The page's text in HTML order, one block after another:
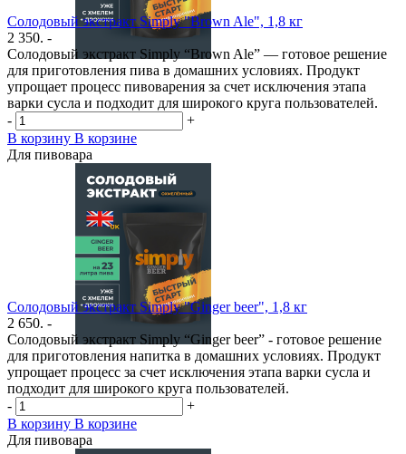
Солодовый экстракт Simply "Brown Ale", 1,8 кг
2 350. -
Солодовый экстракт Simply “Brown Ale” — готовое решение
для приготовления пива в домашних условиях. Продукт
упрощает процесс пивоварения за счет исключения этапа
варки сусла и подходит для широкого круга пользователей.
-
+
В корзину В корзине
Для пивовара
Солодовый экстракт Simply "Ginger beer", 1,8 кг
2 650. -
Солодовый экстракт Simply “Ginger beer” - готовое решение
для приготовления напитка в домашних условиях. Продукт
упрощает процесс за счет исключения этапа варки сусла и
подходит для широкого круга пользователей.
-
+
В корзину В корзине
Для пивовара